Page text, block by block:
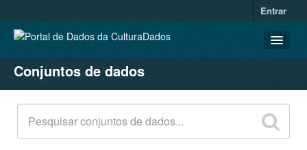
Entrar
CONJUNTOS DE DADOS
ORGANIZAÇÕES
GRUPOS
SOBRE
Conjuntos de dados